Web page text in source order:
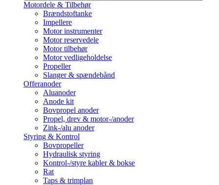
Motordele & Tilbehør
Brændstoftanke
Impellere
Motor instrumenter
Motor reservedele
Motor tilbehør
Motor vedligeholdelse
Propeller
Slanger & spændebånd
Offeranoder
Aluanoder
Anode kit
Bovpropel anoder
Propel, drev & motor-/anoder
Zink-/alu anoder
Styring & Kontrol
Bovpropeller
Hydraulisk styring
Kontrol-/styre kabler & bokse
Rat
Taps & trimplan